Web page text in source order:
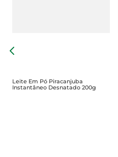
Leite Em Pó Piracanjuba
Instantâneo Desnatado 200g